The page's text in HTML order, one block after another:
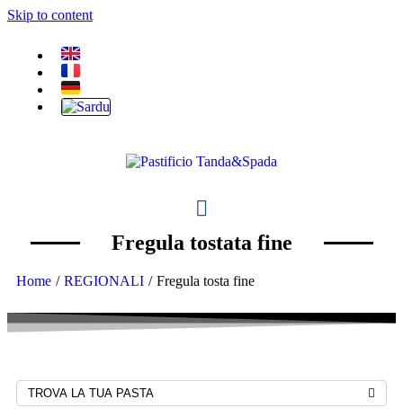
Skip to content
Fregula tostata fine
Home / REGIONALI / Fregula tosta fine